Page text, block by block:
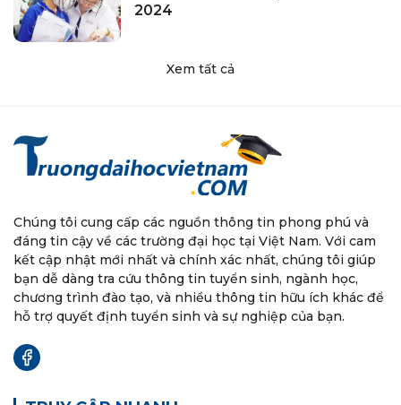
2024
Xem tất cả
Chúng tôi cung cấp các nguồn thông tin phong phú và
đáng tin cậy về các trường đại học tại Việt Nam. Với cam
kết cập nhật mới nhất và chính xác nhất, chúng tôi giúp
bạn dễ dàng tra cứu thông tin tuyển sinh, ngành học,
chương trình đào tạo, và nhiều thông tin hữu ích khác để
hỗ trợ quyết định tuyển sinh và sự nghiệp của bạn.